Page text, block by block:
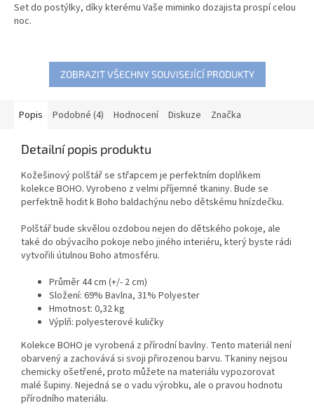
Set do postýlky, díky kterému Vaše miminko dozajista prospí celou
noc.
ZOBRAZIT VŠECHNY SOUVISEJÍCÍ PRODUKTY
Popis Podobné (4) Hodnocení Diskuze Značka
Detailní popis produktu
Kožešinový polštář se střapcem je perfektním doplňkem
kolekce BOHO. Vyrobeno z velmi příjemné tkaniny. Bude se
perfektně hodit k Boho baldachýnu nebo dětskému hnízdečku.
Polštář bude skvělou ozdobou nejen do dětského pokoje, ale
také do obývacího pokoje nebo jiného interiéru, který byste rádi
vytvořili útulnou Boho atmosféru.
Průměr 44 cm (+/- 2 cm)
Složení: 69% Bavlna, 31% Polyester
Hmotnost: 0,32 kg
Výplň: polyesterové kuličky
Kolekce BOHO je vyrobená z přírodní bavlny. Tento materiál není
obarvený a zachovává si svoji přirozenou barvu. Tkaniny nejsou
chemicky ošetřené, proto můžete na materiálu vypozorovat
malé šupiny. Nejedná se o vadu výrobku, ale o pravou hodnotu
přírodního materiálu.